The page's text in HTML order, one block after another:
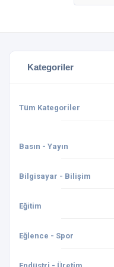
Kategoriler
Tüm Kategoriler
Basın - Yayın
Bilgisayar - Bilişim
Eğitim
Eğlence - Spor